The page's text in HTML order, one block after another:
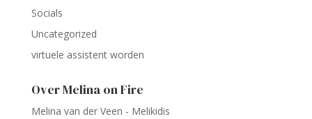
Socials
Uncategorized
virtuele assistent worden
Over Melina on Fire
Melina van der Veen - Melikidis